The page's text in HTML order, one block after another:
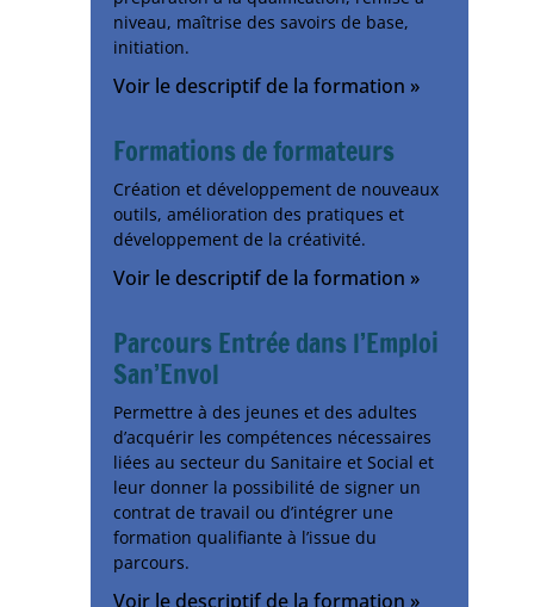
niveau, maîtrise des savoirs de base,
initiation.
Voir le descriptif de la formation »
Formations de formateurs
Création et développement de nouveaux
outils, amélioration des pratiques et
développement de la créativité.
Voir le descriptif de la formation »
Parcours Entrée dans l’Emploi
San’Envol
Permettre à des jeunes et des adultes
d’acquérir les compétences nécessaires
liées au secteur du Sanitaire et Social et
leur donner la possibilité de signer un
contrat de travail ou d’intégrer une
formation qualifiante à l’issue du
parcours.
Voir le descriptif de la formation »